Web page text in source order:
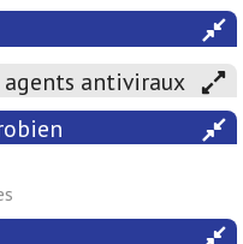
antiviraux